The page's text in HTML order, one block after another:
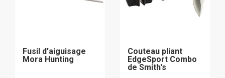
Fusil d'aiguisage
Mora Hunting
Couteau pliant
EdgeSport Combo
de Smith's